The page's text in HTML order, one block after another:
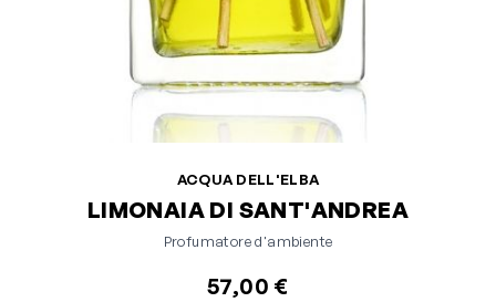
ACQUA DELL'ELBA
LIMONAIA DI SANT'ANDREA
Profumatore d'ambiente
57,00 €